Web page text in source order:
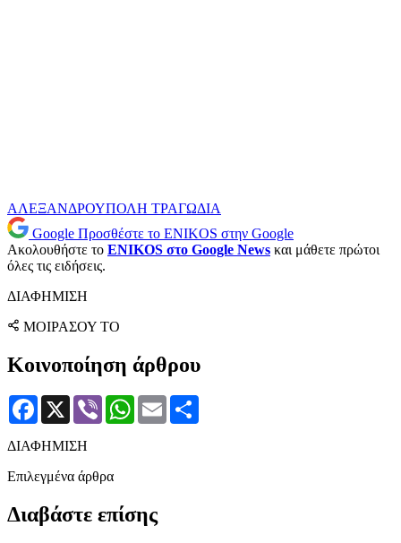
ΑΛΕΞΑΝΔΡΟΥΠΟΛΗ ΤΡΑΓΩΔΙΑ
Google Προσθέστε το ENIKOS στην Google
Ακολουθήστε το ENIKOS στο Google News και μάθετε πρώτοι
όλες τις ειδήσεις.
ΔΙΑΦΗΜΙΣΗ
ΜΟΙΡΑΣΟΥ ΤΟ
Κοινοποίηση άρθρου
Facebook
X Viber WhatsApp
Email
ΔΙΑΦΗΜΙΣΗ
Επιλεγμένα άρθρα
Διαβάστε επίσης